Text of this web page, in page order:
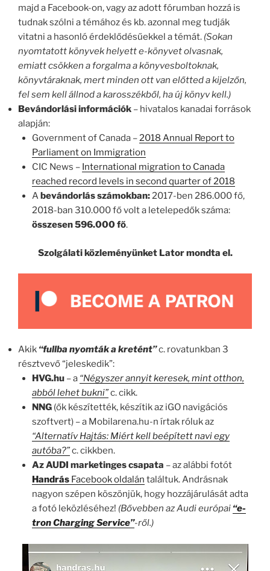
majd a Facebook-on, vagy az adott fórumban hozzá is
tudnak szólni a témához és kb. azonnal meg tudják
vitatni a hasonló érdeklődésűekkel a témát. (Sokan
nyomtatott könyvek helyett e-könyvet olvasnak,
emiatt csökken a forgalma a könyvesboltoknak,
könyvtáraknak, mert minden ott van előtted a kijelzőn,
fel sem kell állnod a karosszékből, ha új könyv kell.)
Bevándorlási információk – hivatalos kanadai források
alapján:
Government of Canada –2018 Annual Report to
Parliament on Immigration
CIC News – International migration to Canada
reached record levels in second quarter of 2018
A bevándorlás számokban:2017-ben 286.000 fő,
2018-ban 310.000 fő volt a letelepedők száma:
összesen 596.000 fő.
Szolgálati közleményünket Lator mondta el.
Akik “fullba nyomták a kretént”c. rovatunkban 3
résztvevő “jeleskedik”:
HVG.hu– a “Négyszer annyit keresek, mint otthon,
abból lehet bukni”c. cikk.
NNG(ők készítették, készítik az iGO navigációs
szoftvert) – a Mobilarena.hu-n írtak róluk az
“Alternatív Hajtás: Miért kell beépített navi egy
autóba?”c. cikkben.
Az AUDI marketinges csapata – az alábbi fotót
HandrásFacebook oldalán találtuk. Andrásnak
nagyon szépen köszönjük, hogy hozzájárulását adta
a fotó leközléséhez! (Bővebben az Audi európai “e-
tron Charging Service”-ről.)